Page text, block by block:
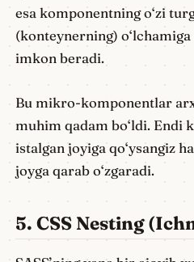
esa komponentning o‘zi
(konteynerning) o‘lchamiga
imkon beradi.
Bu mikro-komponentlar
muhim qadam bo‘ldi. Endi
istalgan joyiga qo‘ysangiz
joyga qarab o‘zgaradi.
5. CSS Nesting